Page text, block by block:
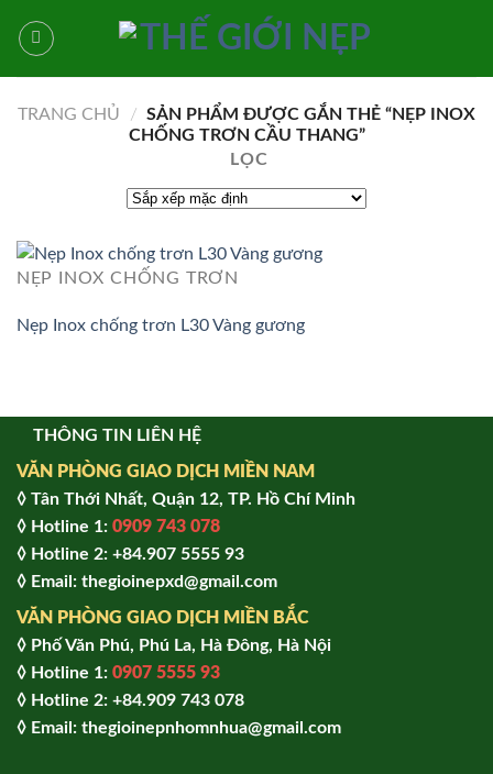
qua
TRANG CHỦ
/ SẢN PHẨM ĐƯỢC GẮN THẺ “NẸP INOX
CHỐNG TRƠN CẦU THANG”
LỌC
NẸP INOX CHỐNG TRƠN
Nẹp Inox chống trơn L30 Vàng gương
THÔNG TIN LIÊN HỆ
VĂN PHÒNG GIAO DỊCH MIỀN NAM
◊ Tân Thới Nhất, Quận 12, TP. Hồ Chí Minh
◊ Hotline 1: 0909 743 078
◊ Hotline 2: +84.907 5555 93
◊ Email: thegioinepxd@gmail.com
VĂN PHÒNG GIAO DỊCH MIỀN BẮC
◊ Phố Văn Phú, Phú La, Hà Đông, Hà Nội
◊ Hotline 1: 0907 5555 93
◊ Hot line 2: +84.909 743 078
◊ Email: thegioinepnhomnhua@gmail.com